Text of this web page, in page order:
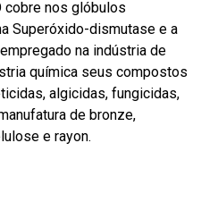
cobre nos glóbulos
Superóxido-dismutase e a
na indústria de
química seus compostos
algicidas, fungicidas,
de bronze,
e rayon.